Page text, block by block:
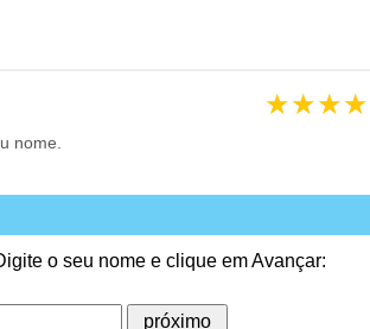
★★★★
nome.
o seu nome e clique em Avançar: